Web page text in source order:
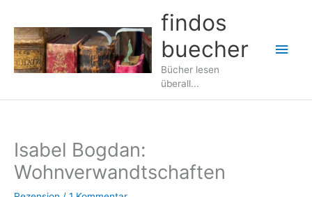
Inhalt
springen
findos
buecher
Bücher lesen
überall...
Isabel Bogdan:
Wohnverwandtschaften